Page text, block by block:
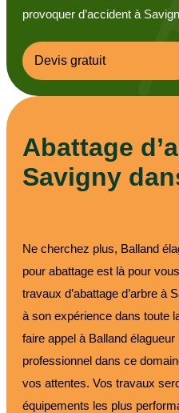
provoquer d’accident à
Devis gratuit
Abattage
Savigny
Ne cherchez plus, Balland
pour abattage est là pour
travaux d’abattage d’arbre à
à son expérience dans toute
faire appel à Balland
professionnel dans ce
vos attentes. Vos travaux
équipements les plus